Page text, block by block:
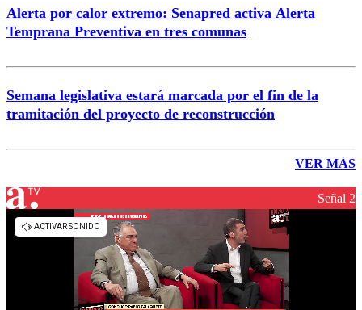
Alerta por calor extremo: Senapred activa Alerta
Temprana Preventiva en tres comunas
Semana legislativa estará marcada por el fin de la
tramitación del proyecto de reconstrucción
VER MÁS
Señal 2